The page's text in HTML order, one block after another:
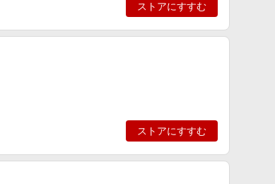
ストアにすすむ
ストアにすすむ